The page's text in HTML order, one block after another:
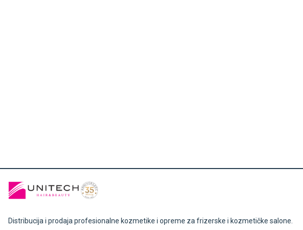
Distribucija i prodaja profesionalne kozmetike i opreme za frizerske i kozmetičke salone.